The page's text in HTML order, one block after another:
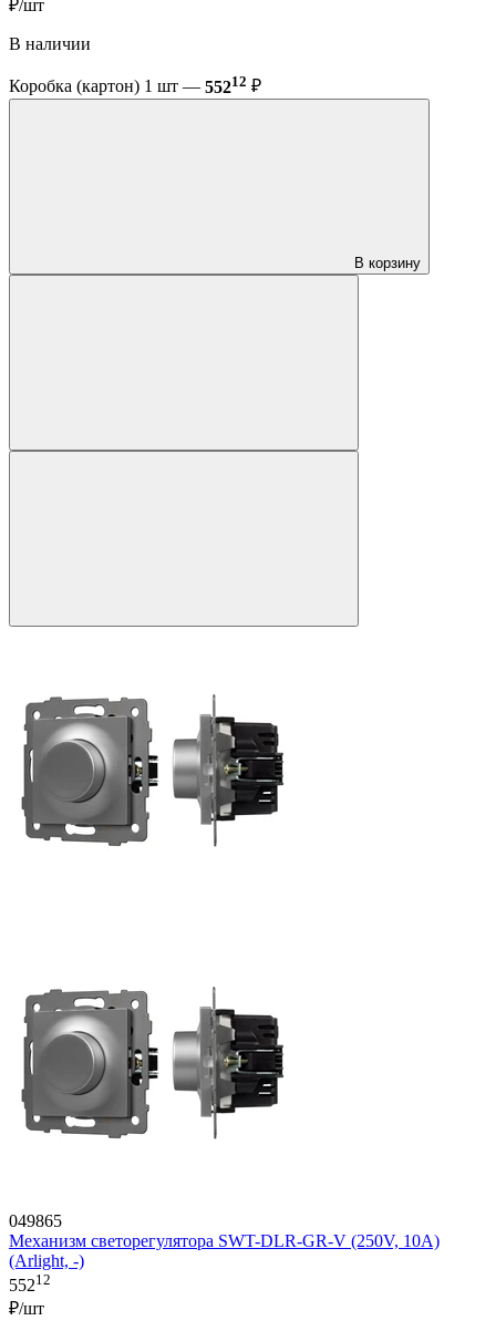
₽/шт
В наличии
Коробка (картон) 1 шт — 55212 ₽
В корзину
049865
Механизм светорегулятора SWT-DLR-GR-V (250V, 10A)
(Arlight, -)
55212
₽/шт